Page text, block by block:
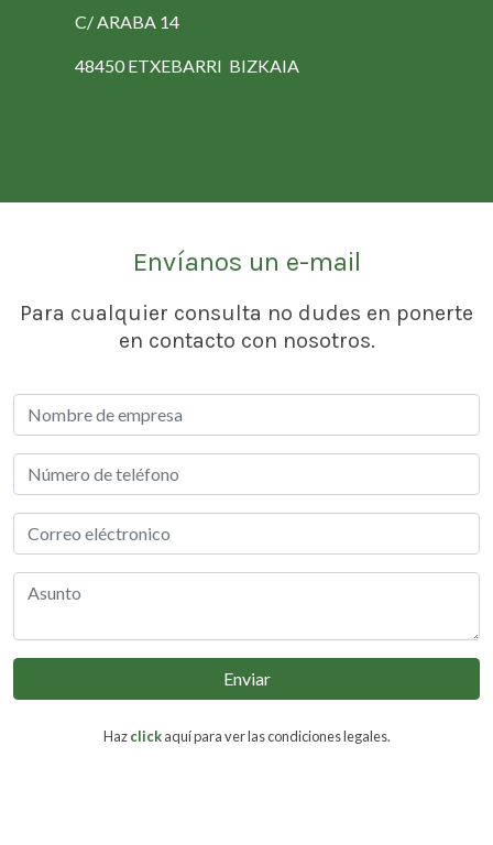
C/ ARABA 14
48450 ETXEBARRI BIZKAIA
Envíanos un e-mail
Para cualquier consulta no dudes en ponerte
en contacto con nosotros.
Enviar
Hazclickaquí para ver las condiciones legales.